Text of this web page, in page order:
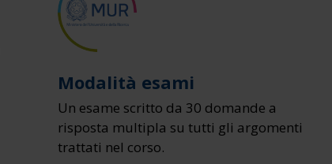
Modalità esami
Un esame scritto da 30 domande a
risposta multipla su tutti gli argomenti
trattati nel corso.